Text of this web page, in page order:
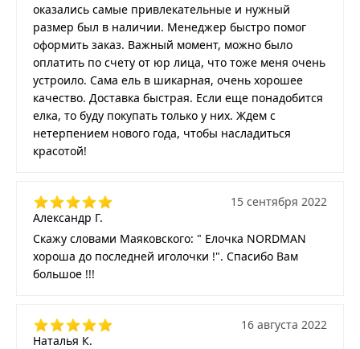
оказались самые привлекательные и нужный
размер был в наличии. Менеджер быстро помог
оформить заказ. Важный момент, можно было
оплатить по счету от юр лица, что тоже меня очень
устроило. Сама ель в шикарная, очень хорошее
качество. Доставка быстрая. Если еще понадобится
елка, то буду покупать только у них. Ждем с
нетерпением нового года, чтобы насладиться
красотой!
Александр Г.
15 сентября 2022
Скажу словами Маяковского: " Елочка NORDMAN
хороша до последней иголочки !". Спасибо Вам
большое !!!
Наталья К.
16 августа 2022